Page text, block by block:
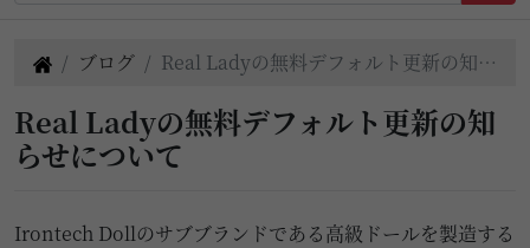
ブログ
Real Ladyの無料デフォルト更新の知ら
Real Ladyの無料デフォルト更新の知
らせについて
Irontech Dollのサブブランドである高級ドールを製造する